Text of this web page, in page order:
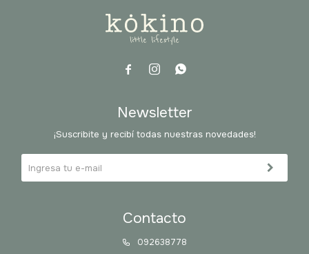
  
Contacto
092638778
Newsletter
¡Suscribite y recibí todas nuestras novedades!